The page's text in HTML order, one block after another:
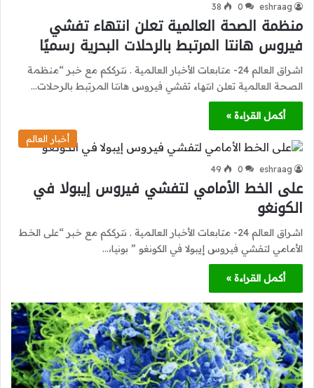
eshraag
0
38
منظمة الصحة العالمية تعلن انتهاء تفشي
فيروس هانتا المرتبط بالرحلات البحرية رسميًا
اشراق العالم 24- متابعات الأخبار العالمية . نترككم مع خبر “منظمة
الصحة العالمية تعلن انتهاء تفشي فيروس هانتا المرتبط بالرحلات…
أكمل القراءة »
أخبار العالم
eshraag
0
49
على الخط الأمامي لتفشي فيروس إيبولا في
الكونغو
اشراق العالم 24- متابعات الأخبار العالمية . نترككم مع خبر “على الخط
الأمامي لتفشي فيروس إيبولا في الكونغو ” بونيا،…
أكمل القراءة »